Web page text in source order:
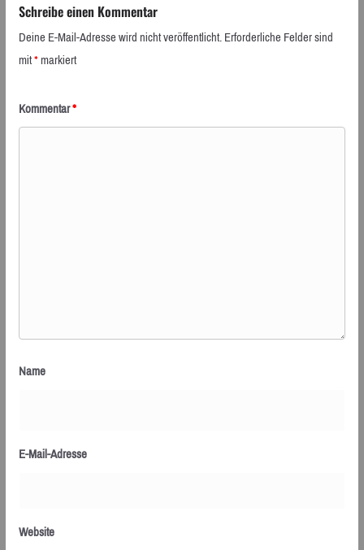
Schreibe einen Kommentar
Deine E-Mail-Adresse wird nicht veröffentlicht.Erforderliche Felder sind
mit*markiert
Kommentar*
Name
E-Mail-Adresse
Website